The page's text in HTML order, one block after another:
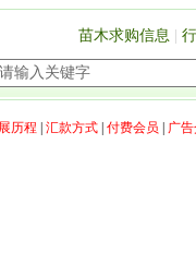
苗木求购信息
历程 汇款方式| 付费会员 广